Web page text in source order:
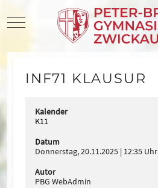
Mobile Menu Toggle
INF71 KLAUSUR
Kalender
K11
Datum
Donnerstag, 20.11.2025 12:35 Uhr
Autor
PBG WebAdmin